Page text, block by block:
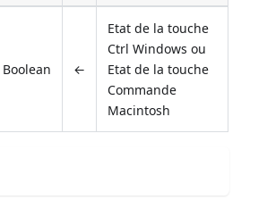
Boolean ←
Etat de la touche
Ctrl Windows ou
Etat de la touche
Commande
Macintosh